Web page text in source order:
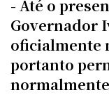
- Até o
Governador
oficialmente
portanto